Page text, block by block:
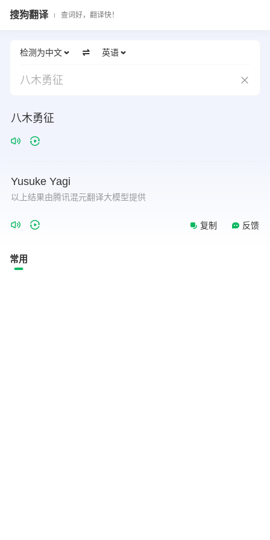
搜狗翻译 查词好，翻译快！
检测为中文 英语
八木勇征
八木勇征
Yusuke Yagi
以上结果由腾讯混元翻译大模型提供
复制 反馈
常用